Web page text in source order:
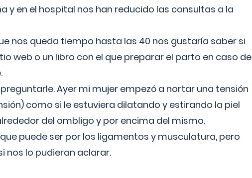
y en el hospital nos han reducido las consultas a la
nos queda tiempo hasta las 40 nos gustaría saber si
web o un libro con el que preparar el parto en caso de
Ayer mi mujer empezó a nortar una tensión
como si le estuviera dilatando y estirando la piel
del ombligo y por encima del mismo.
puede ser por los ligamentos y musculatura, pero
nos lo pudieran aclarar.